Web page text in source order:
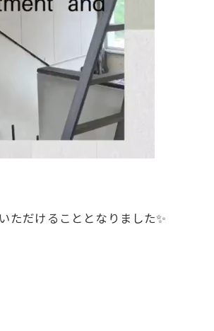
ただけることとなりました✨